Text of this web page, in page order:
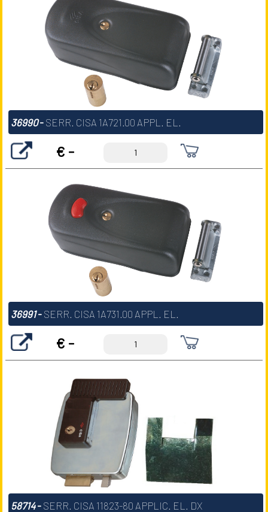
36990- SERR. CISA 1A721.00 APPL. EL.
€ -
36991- SERR. CISA 1A731.00 APPL. EL.
€ -
58714- SERR. CISA 11823-80 APPLIC. EL. DX